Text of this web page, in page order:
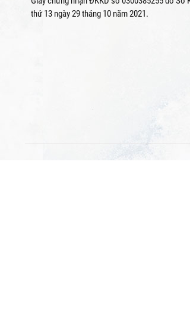
thứ 13 ngày 29 tháng 10 năm 2021.